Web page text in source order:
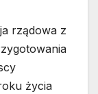
rządowa z
życia